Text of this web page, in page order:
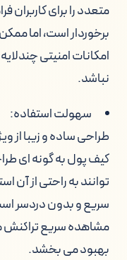
متعدد را برای کاربران
برخوردار است، اما
امکانات امنیتی
نباشد.
سهولت استفاده:
کیف پول به گونه ای
توانند به راحتی از آن
سریع و بدون دردسر
مشاهده سریع تراکنش
بهبود می بخشد.